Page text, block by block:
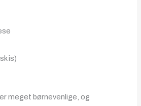
is)
meget børnevenlige, og